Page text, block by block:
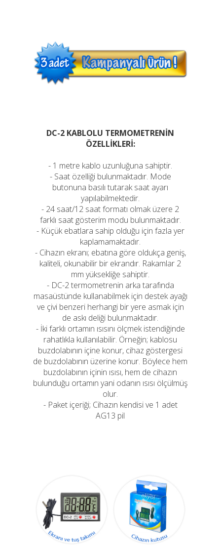
DC-2 KABLOLU TERMOMETRENİN
ÖZELLİKLERİ:
- 1 metre kablo uzunluğuna sahiptir.
- Saat özelliği bulunmaktadır. Mode
butonuna basılı tutarak saat ayarı
yapılabilmektedir.
- 24 saat/12 saat formatı olmak üzere 2
farklı saat gösterim modu bulunmaktadır.
- Küçük ebatlara sahip olduğu için fazla yer
kaplamamaktadır.
- Cihazın ekranı; ebatına göre oldukça geniş,
kaliteli, okunabilir bir ekrandır. Rakamlar 2
mm yüksekliğe sahiptir.
- DC-2 termometrenin arka tarafında
masaüstünde kullanabilmek için destek ayağı
ve çivi benzeri herhangi bir yere asmak için
de askı deliği bulunmaktadır.
- İki farklı ortamın ısısını ölçmek istendiğinde
rahatlıkla kullanılabilir. Örneğin; kablosu
buzdolabının içine konur, cihaz göstergesi
de buzdolabının üzerine konur. Böylece hem
buzdolabının içinin ısısı, hem de cihazın
bulunduğu ortamın yani odanın ısısı ölçülmüş
olur.
- Paket içeriği; Cihazın kendisi ve 1 adet
AG13 pil